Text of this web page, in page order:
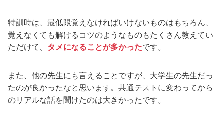
特訓時は、最低限覚えなければいけないものはもちろん、
覚えなくても解けるコツのようなものもたくさん教えてい
ただけて、 タメになることが多かったです。
また、他の先生にも言えることですが、大学生の先生だっ
たのが良かったなと思います。共通テストに変わってから
のリアルな話を聞けたのは大きかったです。